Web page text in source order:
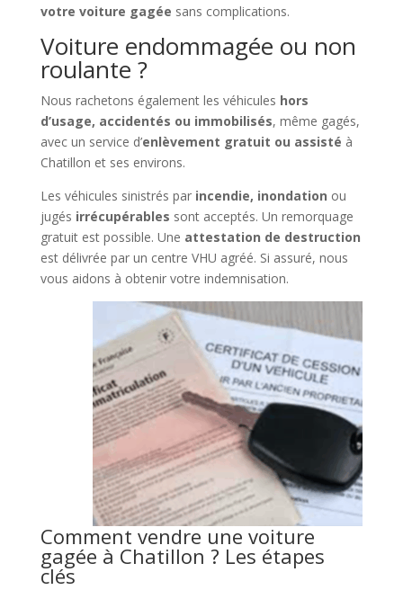
votre voiture gagée sans complications.
Voiture endommagée ou non
roulante ?
Nous rachetons également les véhicules hors
d’usage, accidentés ou immobilisés, même gagés,
avec un service d’enlèvement gratuit ou assisté à
Chatillon et ses environs.
Les véhicules sinistrés par incendie, inondation ou
jugés irrécupérables sont acceptés. Un remorquage
gratuit est possible. Une attestation de destruction
est délivrée par un centre VHU agréé. Si assuré, nous
vous aidons à obtenir votre indemnisation.
Comment vendre une voiture
gagée à Chatillon ? Les étapes
clés